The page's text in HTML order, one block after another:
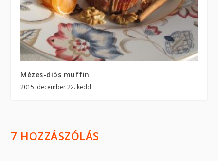
Mézes-diós muffin
2015. december 22. kedd
7 HOZZÁSZÓLÁS